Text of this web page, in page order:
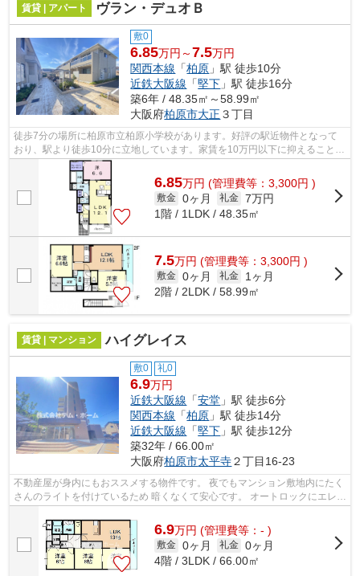
賃貸 | アパート ヴラン・デュオＢ
敷0
6.85万円～7.5万円
関西本線 「柏原 」駅 徒歩10分
近鉄大阪線 「堅下 」駅 徒歩16分
築6年 / 48.35㎡～58.99㎡
大阪府柏原市大正 ３丁目
徒歩7分の場所に柏原市立柏原小学校があります。好評の駅近物件となって
おり、駅より徒歩10分に立地しています。家賃を10万円以下に抑えることが
できます。「ヴラン・デュオB」の物件...
6.85万円 (管理費等：3,300円 )
敷金 0ヶ月 礼金 7万円
1階 / 1LDK / 48.35㎡
7.5万円 (管理費等：3,300円 )
敷金 0ヶ月 礼金
1ヶ月
2階 / 2LDK / 58.99㎡
賃貸 | マンション ハイグレイス
敷0 礼0
6.9万円
近鉄大阪線 「安堂 」駅 徒歩6分
関西本線 「柏原 」駅 徒歩14分
近鉄大阪線 「堅下 」駅 徒歩12分
築32年 / 66.00㎡
大阪府柏原市太平寺２丁目16-23
不動産屋が身内にもおススメする物件です。 夜でもマンション敷地内にたく
さんのライトを付けているため 暗くなくて安心です。 オートロックにエレベ
6.9万円 (管理費等：- )
敷金 0ヶ月 礼金 0ヶ月
4階 / 3LDK / 66.00㎡